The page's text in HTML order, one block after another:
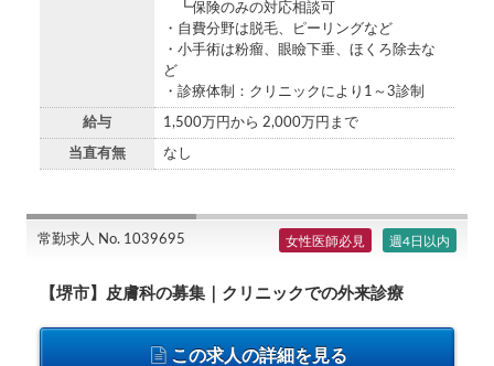
┗保険のみの対応相談可
・自費分野は脱毛、ピーリングなど
・小手術は粉瘤、眼瞼下垂、ほくろ除去な
ど
・診療体制：クリニックにより1～3診制
給与 1,500万円から 2,000万円まで
当直有無 なし
常勤求人 No. 1039695 女性医師必見 週4日以内
【堺市】皮膚科の募集｜クリニックでの外来診療
この求人の詳細を見る